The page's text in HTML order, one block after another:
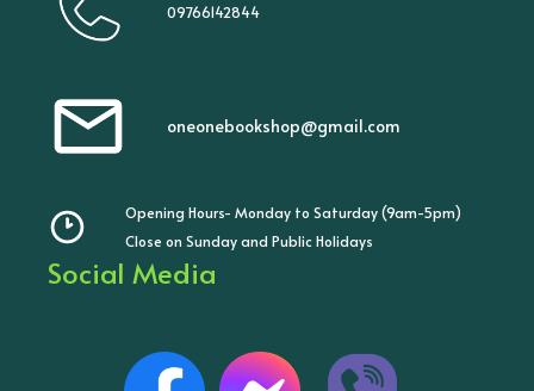
09766142844
oneonebookshop@gmail.com
Opening Hours- Monday to Saturday (9am-5pm)
Close on Sunday and Public Holidays
Social Media